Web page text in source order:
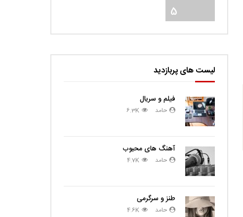
5
لیست های پربازدید
فیلم و سریال
حامد 6.3K
آهنگ های محبوب
حامد 4.7K
طنز و سرگرمی
حامد 4.6K